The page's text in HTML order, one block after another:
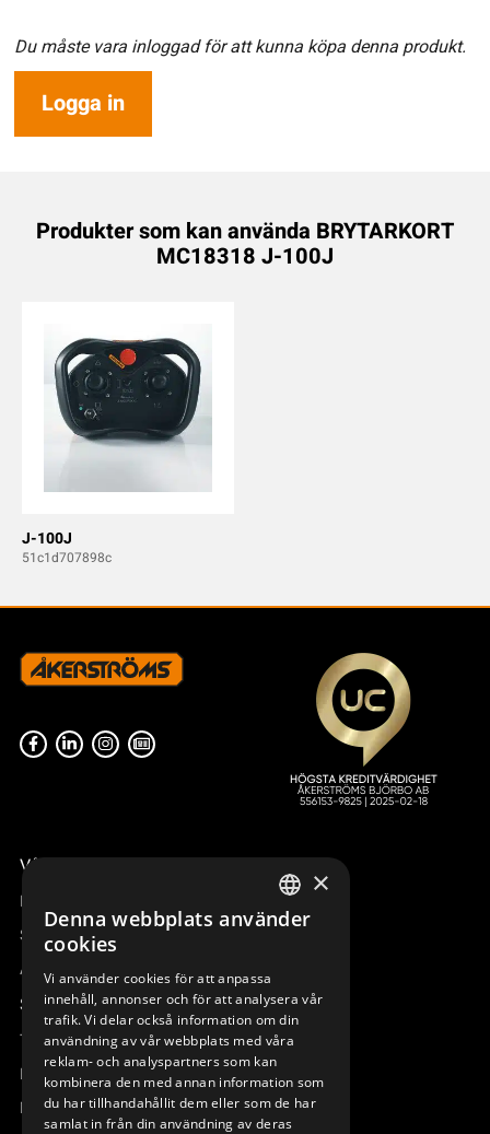
Du måste vara inloggad för att kunna köpa denna produkt.
Logga in
Produkter som kan använda BRYTARKORT
MC18318 J-100J
J-100J
51c1d707898c
Våra radiostyrningar – översikt
Remotus
Sesam
Access_Ctrl
Support
Teknisk support
Boka service
Manualer och videoinstruktioner
SWEDISH
DEUTSCH
×
Denna webbplats använder
cookies
Vi använder cookies för att anpassa
innehåll, annonser och för att analysera vår
trafik. Vi delar också information om din
användning av vår webbplats med våra
reklam- och analyspartners som kan
kombinera den med annan information som
du har tillhandahållit dem eller som de har
samlat in från din användning av deras